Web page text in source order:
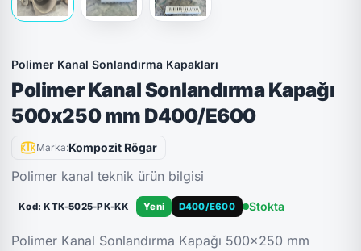
Polimer Kanal Sonlandırma Kapakları
Polimer Kanal Sonlandırma Kapağı
500x250 mm D400/E600
Marka:Kompozit Rögar
Polimer kanal teknik ürün bilgisi
Kod: KTK-5025-PK-KK Yeni D400/E600 Stokta
Polimer Kanal Sonlandırma Kapağı 500x250 mm